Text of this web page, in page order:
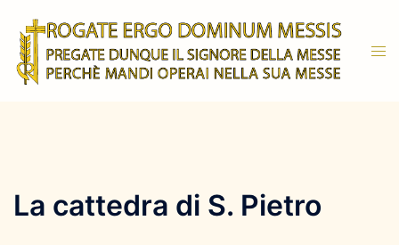
contenuto
La cattedra di S. Pietro